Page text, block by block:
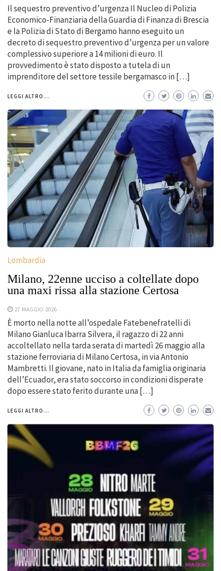
Il sequestro preventivo d’urgenza Il Nucleo di Polizia
Economico-Finanziaria della Guardia di Finanza di Brescia
e la Polizia di Stato di Bergamo hanno eseguito un
decreto di sequestro preventivo d’urgenza per un valore
complessivo superiore a 14 milioni di euro. Il
provvedimento è stato disposto a tutela di un
imprenditore del settore tessile bergamasco in […]
LEGGI ALTRO...
Lombardia
Milano, 22enne ucciso a coltellate dopo
una maxi rissa alla stazione Certosa
27 MAGGIO 2026
È morto nella notte all’ospedale Fatebenefratelli di
Milano Gianluca Ibarra Silvera, il ragazzo di 22 anni
accoltellato nella tarda serata di martedì 26 maggio alla
stazione ferroviaria di Milano Certosa, in via Antonio
Mambretti. Il giovane, nato in Italia da famiglia originaria
dell’Ecuador, era stato soccorso in condizioni disperate
dopo essere stato ferito durante una […]
LEGGI ALTRO...